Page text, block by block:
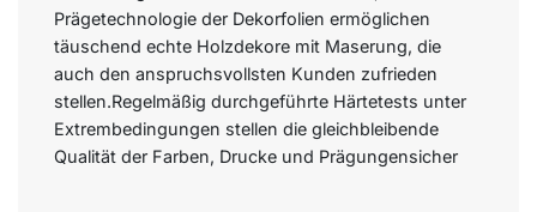
Prägetechnologie der Dekorfolien ermöglichen
täuschend echte Holzdekore mit Maserung, die
auch den anspruchsvollsten Kunden zufrieden
stellen.Regelmäßig durchgeführte Härtetests unter
Extrembedingungen stellen die gleichbleibende
Qualität der Farben, Drucke und Prägungensicher